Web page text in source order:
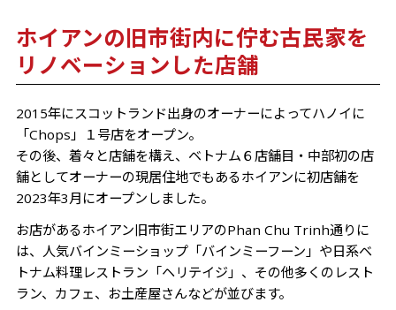
夜はバー利用としても楽しめる
意外とボリューミーなミニハンバーガー！サイドメニ
がっつり！もしくは軽くも楽しめる豊富なメニューも
魅力
さいごに
ホイアンの旧市街内に佇む古民家を
リノベーションした店舗
2015年にスコットランド出身のオーナーによってハノイに
「Chops」１号店をオープン。
その後、着々と店舗を構え、ベトナム６店舗目・中部初の店
舗としてオーナーの現居住地でもあるホイアンに初店舗を
2023年3月にオープンしました。
お店があるホイアン旧市街エリアのPhan Chu Trinh通りに
は、人気バインミーショップ「バインミーフーン」や日系ベ
トナム料理レストラン「ヘリテイジ」、その他多くのレスト
ラン、カフェ、お土産屋さんなどが並びます。